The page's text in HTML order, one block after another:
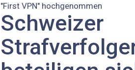
"First VPN" hochgenommen
Schweizer